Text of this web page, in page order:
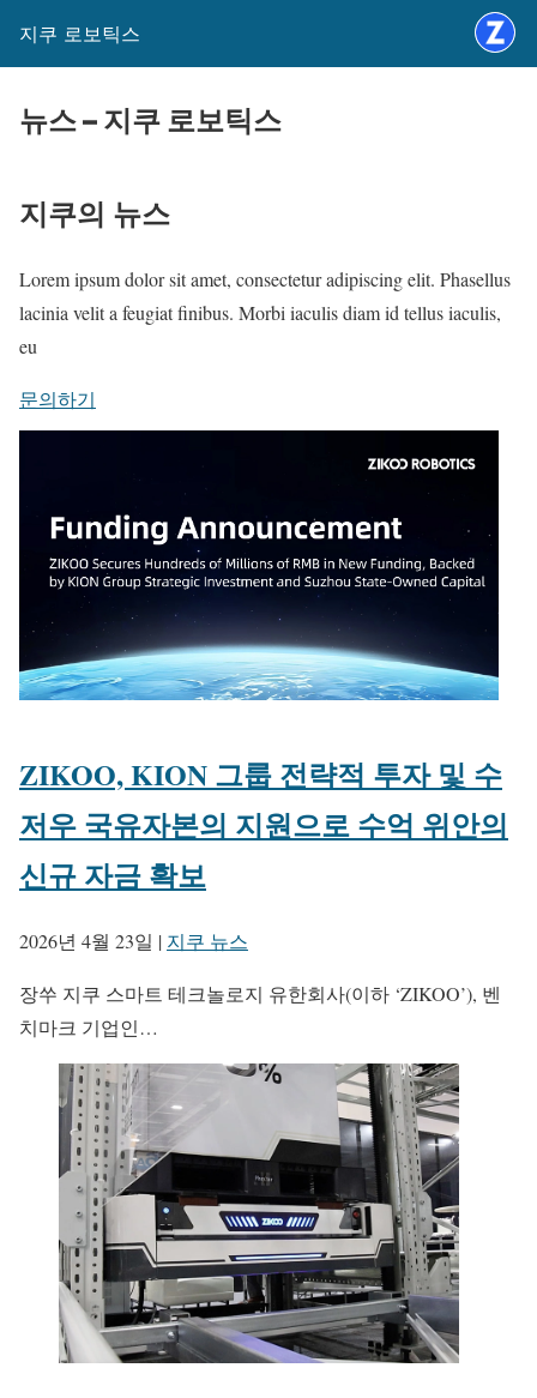
지쿠 로보틱스
뉴스 – 지쿠 로보틱스
지쿠의 뉴스
Lorem ipsum dolor sit amet, consectetur adipiscing elit. Phasellus
lacinia velit a feugiat finibus. Morbi iaculis diam id tellus iaculis,
eu
문의하기
ZIKOO, KION 그룹 전략적 투자 및 수
저우 국유자본의 지원으로 수억 위안의
신규 자금 확보
2026년 4월 23일 | 지쿠 뉴스
장쑤 지쿠 스마트 테크놀로지 유한회사(이하 ‘ZIKOO’), 벤
치마크 기업인…